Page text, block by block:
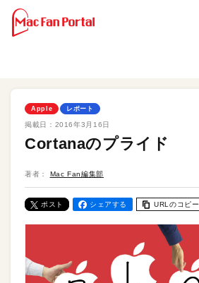
Apple レポート
掲載日： 2016年3月16日
Cortanaのプライド
著者： Mac Fan編集部
ポスト シェアする URLのコピー